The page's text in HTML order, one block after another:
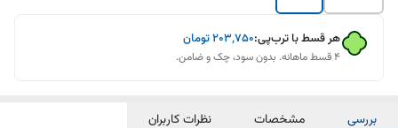
هر قسط با ترب‌پی:۲۰۳٬۷۵۰تومان
۴ قسط ماهانه. بدون سود، چک و ضامن.
بررسی مشخصات نظرات کاربران